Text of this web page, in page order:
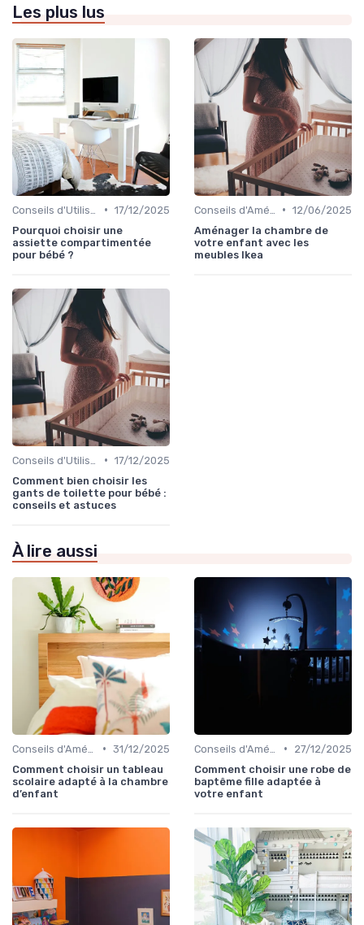
Les plus lus
• 17/12/2025
Pourquoi choisir une
assiette compartimentée
pour bébé ?
• 12/06/2025
Aménager la chambre de
votre enfant avec les
meubles Ikea
• 17/12/2025
Comment bien choisir les
gants de toilette pour bébé :
conseils et astuces
À lire aussi
• 31/12/2025
Comment choisir un tableau
scolaire adapté à la chambre
d’enfant
•
27/12/2025
Comment choisir une robe de
baptême fille adaptée à
votre enfant